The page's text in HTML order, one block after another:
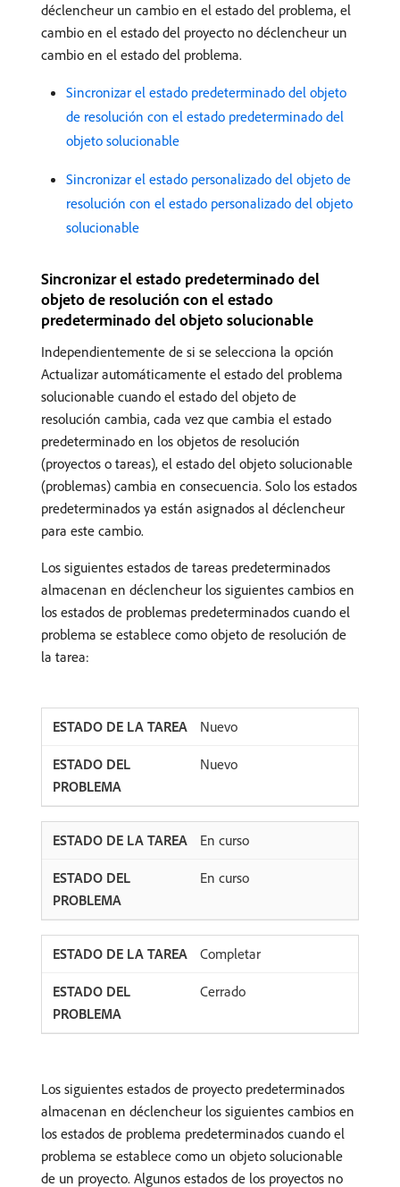
déclencheur un cambio en el estado del problema, el
cambio en el estado del proyecto no déclencheur un
cambio en el estado del problema.
Sincronizar el estado predeterminado del objeto
de resolución con el estado predeterminado del
objeto solucionable
Sincronizar el estado personalizado del objeto de
resolución con el estado personalizado del objeto
solucionable
Sincronizar el estado predeterminado del
objeto de resolución con el estado
predeterminado del objeto solucionable
Independientemente de si se selecciona la opción
Actualizar automáticamente el estado del problema
solucionable cuando el estado del objeto de
resolución cambia, cada vez que cambia el estado
predeterminado en los objetos de resolución
(proyectos o tareas), el estado del objeto solucionable
(problemas) cambia en consecuencia. Solo los estados
predeterminados ya están asignados al déclencheur
para este cambio.
Los siguientes estados de tareas predeterminados
almacenan en déclencheur los siguientes cambios en
los estados de problemas predeterminados cuando el
problema se establece como objeto de resolución de
la tarea:
Nuevo
Nuevo
En curso
En curso
Completar
Cerrado
Los siguientes estados de proyecto predeterminados
almacenan en déclencheur los siguientes cambios en
los estados de problema predeterminados cuando el
problema se establece como un objeto solucionable
de un proyecto. Algunos estados de los proyectos no